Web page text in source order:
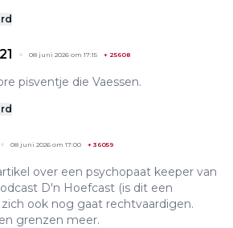
08 juni 2026 om 17:15 + 25608
pisventje die Vaessen.
08 juni 2026 om 17:00 + 36059
over een psychopaat keeper van
D'n Hoefcast (is dit een
ook nog gaat rechtvaardigen.
grenzen meer.